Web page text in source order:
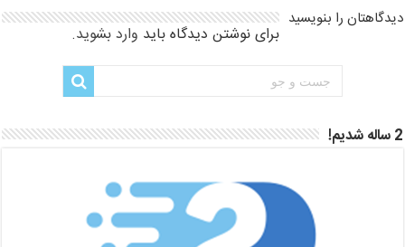
دیدگاهتان را بنویسید
برای نوشتن دیدگاه باید وارد بشوید.
2 ساله شدیم!